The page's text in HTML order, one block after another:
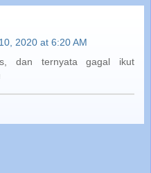
2020 at 6:20 AM
dan ternyata gagal ikut